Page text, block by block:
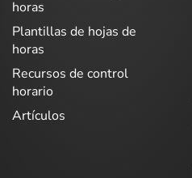
horas
Plantillas de hojas de
horas
Recursos de control
horario
Artículos